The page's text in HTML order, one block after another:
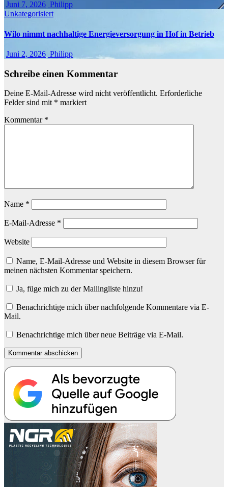
Juni 7, 2026 Philipp
Unkategorisiert
Wilo nimmt nachhaltige Energieversorgung in Hof in Betrieb
Juni 2, 2026 Philipp
Schreibe einen Kommentar
Deine E-Mail-Adresse wird nicht veröffentlicht. Erforderliche
Felder sind mit * markiert
Kommentar *
Name *
E-Mail-Adresse *
Website
Name, E-Mail-Adresse und Website in diesem Browser für
meinen nächsten Kommentar speichern.
Ja, füge mich zu der Mailingliste hinzu!
Benachrichtige mich über nachfolgende Kommentare via E-
Mail.
Benachrichtige mich über neue Beiträge via E-Mail.